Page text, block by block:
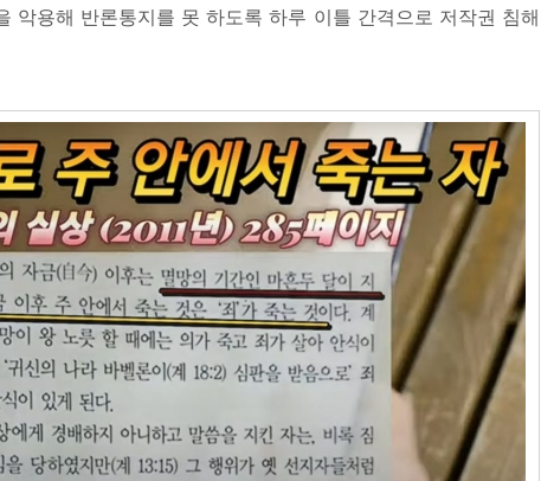
악용해 반론통지를 못 하도록 하루 이틀 간격으로 저작권 침해